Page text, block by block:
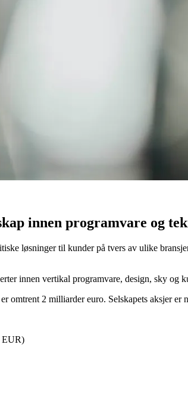
innen programvare og
løsninger til kunder på tvers av ulike
innen vertikal programvare, design, sky og
omtrent 2 milliarder euro. Selskapets aksjer
EUR)